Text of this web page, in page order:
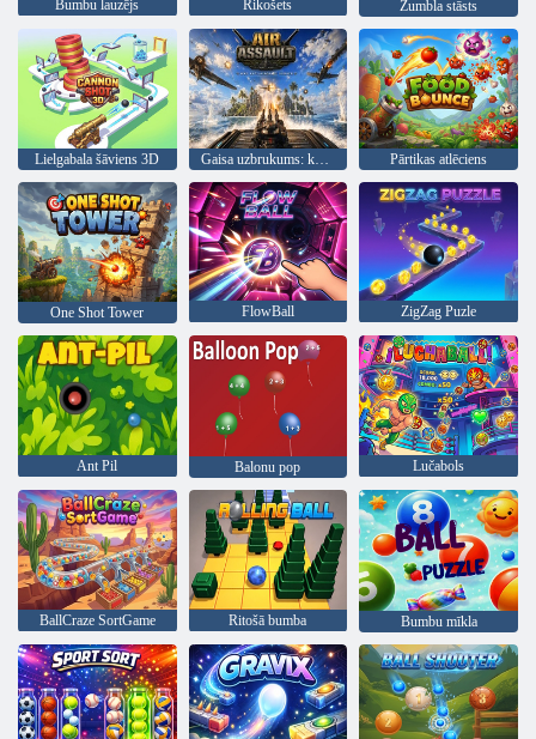
Bumbu lauzējs Rikošets Zumbla stāsts
Lielgabala šāviens 3D Gaisa uzbrukums: kuģu aizsardzība Pārtikas atlēciens
One Shot Tower FlowBall ZigZag Puzle
Ant Pil Balonu pop Lučabols
BallCraze SortGame Ritošā bumba Bumbu mīkla